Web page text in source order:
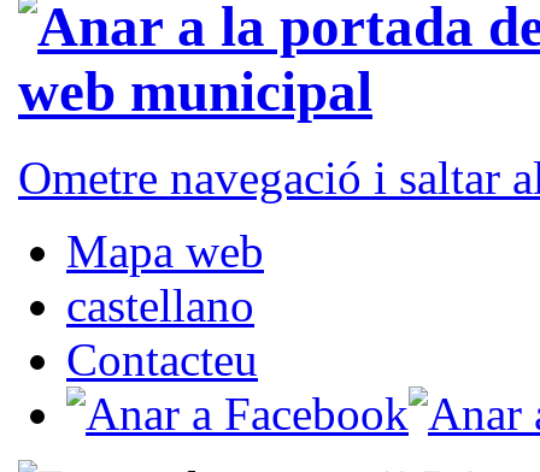
Ometre navegació i saltar
Mapa web
castellano
Contacteu